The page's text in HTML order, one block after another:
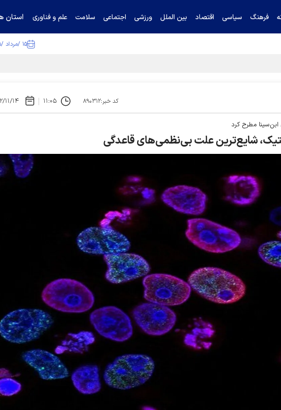
فرهنگ سیاسی اقتصاد بین الملل ورزشی اجتماعی سلامت علم و فناوری استان
۱۵ /مرداد /۱۴۰۵
کد خبر:۸۹۰۳۱۲ ۱۱:۰۵ ۱۴۰۲/
مطرح کرد
شایع‌ترین علت بی‌نظمی‌های قاعدگی